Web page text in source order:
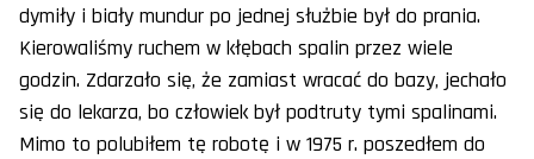
dymiły i biały mundur po jednej służbie był do prania.
Kierowaliśmy ruchem w kłębach spalin przez wiele
godzin. Zdarzało się, że zamiast wracać do bazy, jechało
się do lekarza, bo człowiek był podtruty tymi spalinami.
Mimo to polubiłem tę robotę i w 1975 r. poszedłem do